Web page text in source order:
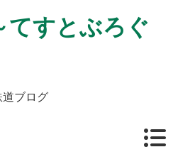
すとぶろぐ
道ブログ